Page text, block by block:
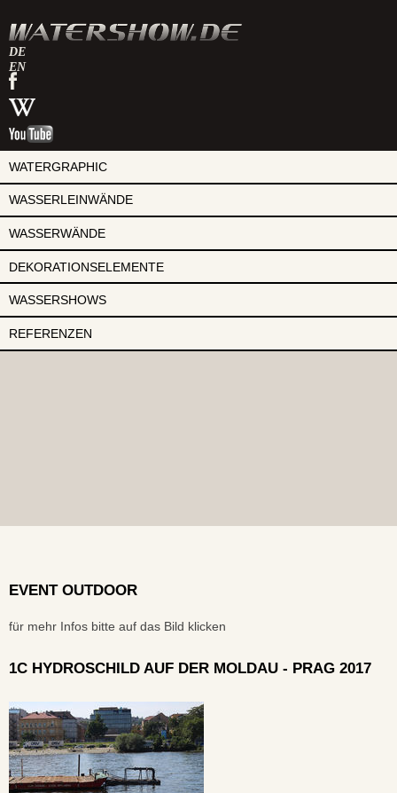
DE
EN
watershow
auf
facebook
watershow
bei
wikipedia
watershow
youtube
WATERGRAPHIC
WASSERLEINWÄNDE
WASSERWÄNDE
DEKORATIONSELEMENTE
WASSERSHOWS
REFERENZEN
EVENT OUTDOOR
für mehr Infos bitte auf das Bild klicken
1C HYDROSCHILD AUF DER MOLDAU - PRAG 2017